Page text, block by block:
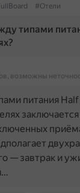
#Отели
типами
возможны
питания
— завтрак и